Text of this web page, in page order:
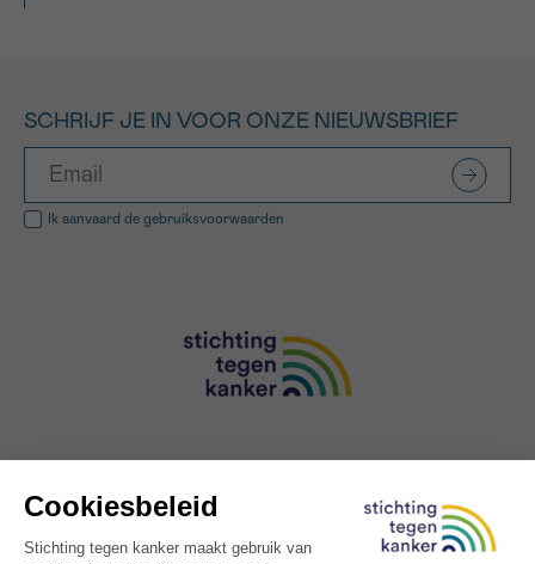
SCHRIJF JE IN VOOR ONZE NIEUWSBRIEF
Ik aanvaard de gebruiksvoorwaarden
Lexicon